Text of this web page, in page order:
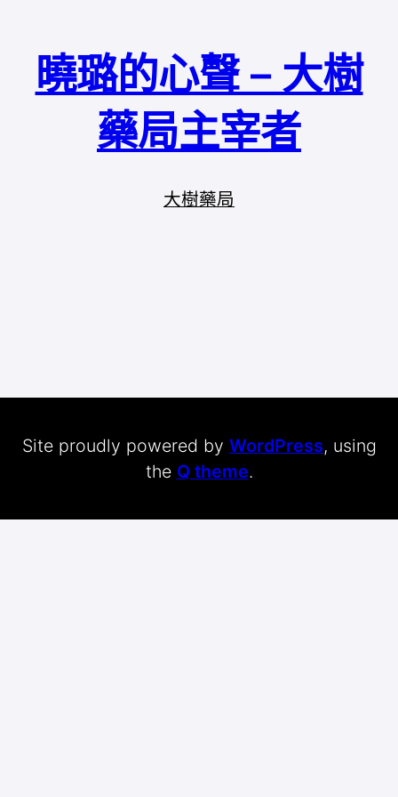
曉璐的心聲 – 大樹
藥局主宰者
大樹藥局
Site proudly powered by WordPress, using
the Q theme.